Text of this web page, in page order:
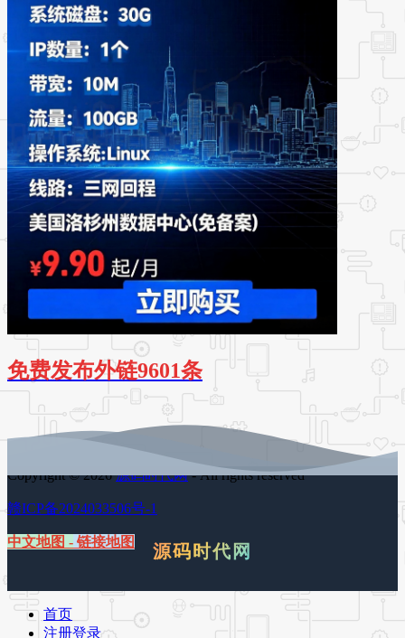
免费发布外链9601条
Copyright © 2026源码时代网- All rights reserved
赣ICP备2024033506号-1
中文地图 - 链接地图 源码时代网
首页
注册登录